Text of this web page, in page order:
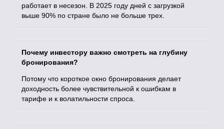
работает в несезон. В 2025 году дней с загрузкой
выше 90% по стране было не больше трех.
Почему инвестору важно смотреть на глубину
бронирования?
Потому что короткое окно бронирования делает
доходность более чувствительной к ошибкам в
тарифе и к волатильности спроса.